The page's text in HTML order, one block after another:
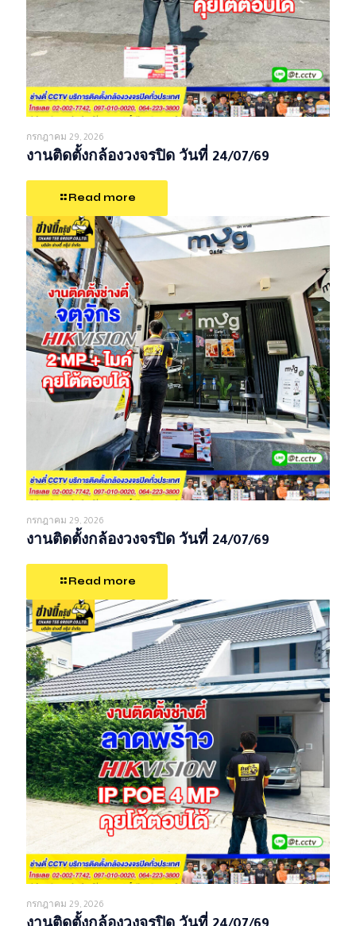
กรกฎาคม 29, 2026
งานติดตั้งกล้องวงจรปิด วันที่ 24/07/69
Read more
กรกฎาคม 29, 2026
งานติดตั้งกล้องวงจรปิด วันที่ 24/07/69
Read more
กรกฎาคม 29, 2026